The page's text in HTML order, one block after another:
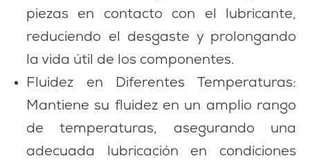
piezas en contacto con el lubricante,
reduciendo el desgaste y prolongando
la vida útil de los componentes.
Fluidez en Diferentes Temperaturas:
Mantiene su fluidez en un amplio rango
de temperaturas, asegurando una
adecuada lubricación en condiciones